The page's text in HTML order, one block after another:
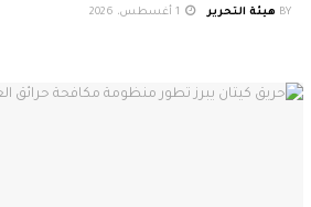
BY هيئة التحرير